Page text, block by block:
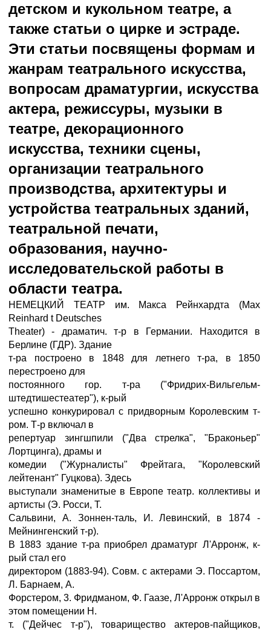
детском и кукольном театре, а
также статьи о цирке и эстраде.
Эти статьи посвящены формам и
жанрам театрального искусства,
вопросам драматургии, искусства
актера, режиссуры, музыки в
театре, декорационного
искусства, техники сцены,
организации театрального
производства, архитектуры и
устройства театральных зданий,
театральной печати,
образования, научно-
исследовательской работы в
области театра.
НЕМЕЦКИЙ ТЕАТР им. Макса Рейнхардта (Мах
Reinhard t Deutsches
Theater) - драматич. т-р в Германии. Находится в
Берлине (ГДР). Здание
т-ра построено в 1848 для летнего т-ра, в 1850
перестроено для
постоянного гор. т-ра ("Фридрих-Вильгельм-
штедтишестеатер"), к-рый
успешно конкурировал с придворным Королевским т-
ром. Т-р включал в
репертуар зингшпили ("Два стрелка", "Браконьер"
Лортцинга), драмы и
комедии ("Журналисты" Фрейтага, "Королевский
лейтенант" Гуцкова). Здесь
выступали знаменитые в Европе театр. коллективы и
артисты (Э. Росси, Т.
Сальвини, А. Зоннен-таль, И. Левинский, в 1874 -
Мейнингенский т-р).
В 1883 здание т-ра приобрел драматург Л'Арронж, к-
рый стал его
директором (1883-94). Совм. с актерами Э. Поссартом,
Л. Барнаем, А.
Форстером, 3. Фридманом, Ф. Гаазе, Л'Арронж открыл в
этом помещении Н.
т. ("Дейчес т-р"), товарищество актеров-пайщиков,